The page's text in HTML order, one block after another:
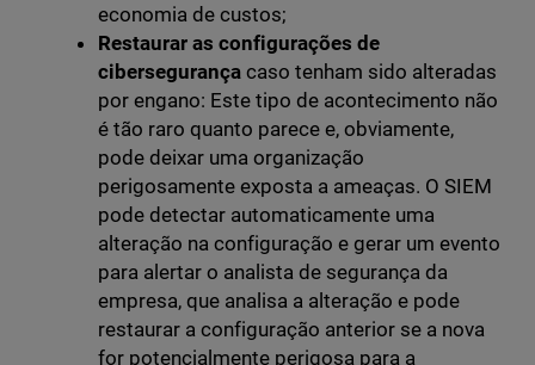
economia de custos;
Restaurar as configurações de
cibersegurançacaso tenham sido alteradas
por engano: Este tipo de acontecimento não
é tão raro quanto parece e, obviamente,
pode deixar uma organização
perigosamente exposta a ameaças. O SIEM
pode detectar automaticamente uma
alteração na configuração e gerar um evento
para alertar o analista de segurança da
empresa, que analisa a alteração e pode
restaurar a configuração anterior se a nova
for potencialmente perigosa para a